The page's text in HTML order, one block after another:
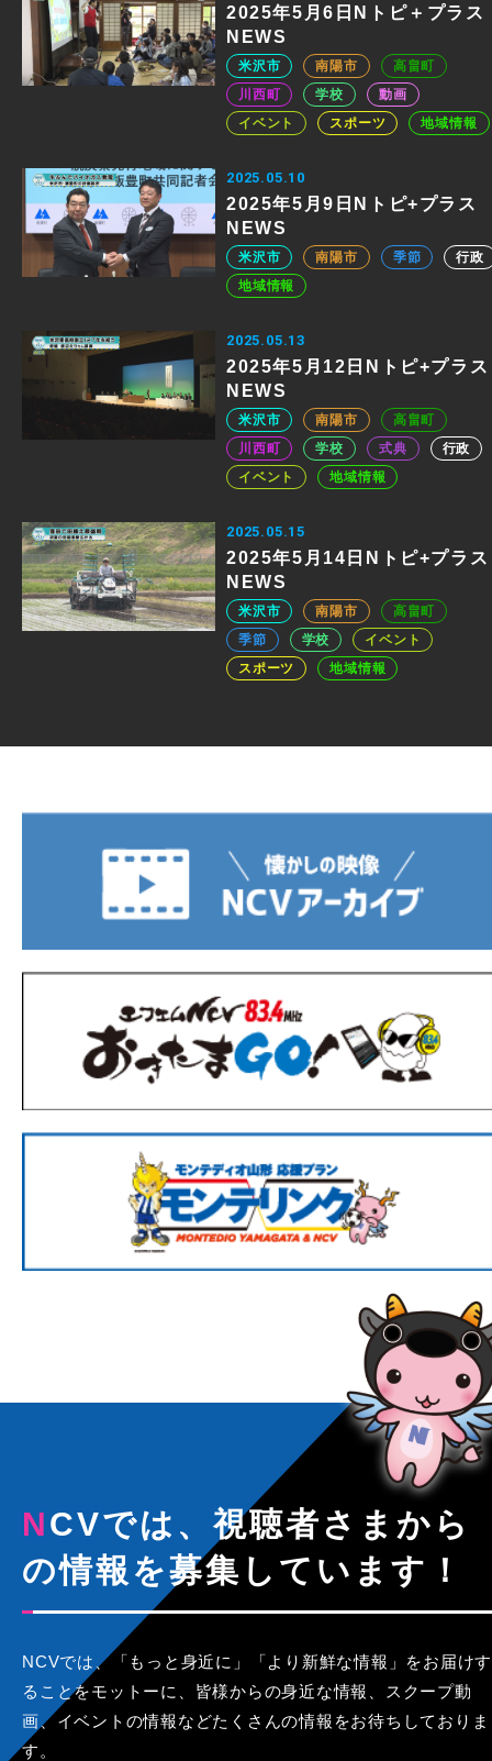
2025年5月6日Nトピ＋プラス
NEWS
米沢市 南陽市
高畠町
川西町
学校
動画
イベント
スポーツ 地域情報
2025.05.10
2025年5月9日Nトピ+プラス
NEWS
米沢市 南陽市 季節
行政
地域情報
2025.05.13
2025年5月12日Nトピ+プラス
NEWS
米沢市 南陽市
高畠町
川西町
学校 式典
行政
イベント
地域情報
2025.05.15
2025年5月14日Nトピ+プラス
NEWS
米沢市 南陽市
高畠町
季節
学校
イベント
スポーツ
地域情報
NCVでは、視聴者さまから
の情報を募集しています！
NCVでは、「もっと身近に」「より新鮮な情報」をお届けす
ることをモットーに、皆様からの身近な情報、スクープ動
画、イベントの情報などたくさんの情報をお待ちしておりま
す。